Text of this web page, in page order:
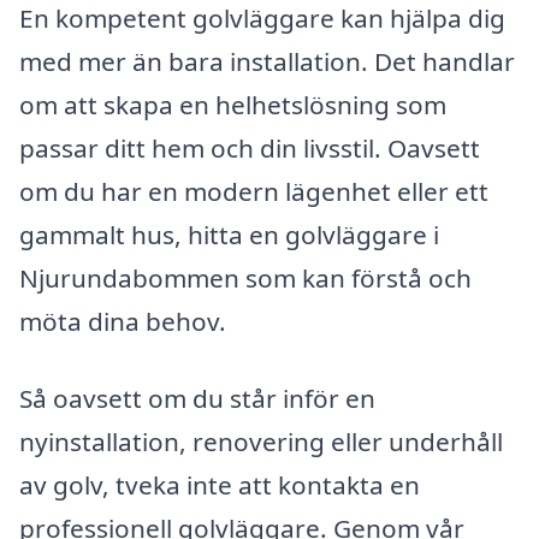
En kompetent golvläggare kan hjälpa dig
med mer än bara installation. Det handlar
om att skapa en helhetslösning som
passar ditt hem och din livsstil. Oavsett
om du har en modern lägenhet eller ett
gammalt hus, hitta en golvläggare i
Njurundabommen som kan förstå och
möta dina behov.
Så oavsett om du står inför en
nyinstallation, renovering eller underhåll
av golv, tveka inte att kontakta en
professionell golvläggare. Genom vår